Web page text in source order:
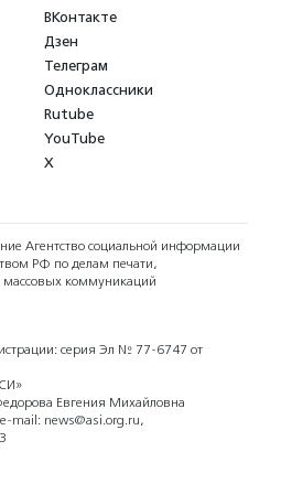
ВКонтакте
Дзен
Телеграм
Одноклассники
Rutube
YouTube
X
Агентство социальной информации
РФ по делам печати,
массовых коммуникаций
серия Эл № 77-6747 от
Евгения Михайловна
mail: news@asi.org.ru,